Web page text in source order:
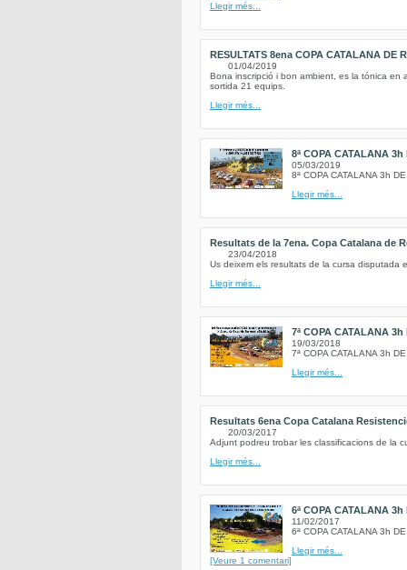
Llegir més...
RESULTATS 8ena COPA CATALANA DE
01/04/2019
Bona inscripció i bon ambient, es la tónica en
sortida 21 equips.
Llegir més...
8ª COPA CATALANA
05/03/2019
8ª COPA CATALANA 3h
Llegir més...
Resultats de la 7ena. Copa Catalana de
23/04/2018
Us deixem els resultats de la cursa disputada
Llegir més...
7ª COPA CATALANA
19/03/2018
7ª COPA CATALANA 3h
Llegir més...
Resultats 6ena Copa Catalana
20/03/2017
Adjunt podreu trobar les classificacions de la
Llegir més...
6ª COPA CATALANA
11/02/2017
6ª COPA CATALANA 3h
Llegir més...
[Veure 1 comentari]